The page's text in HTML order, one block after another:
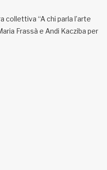
collettiva “A chi parla l’arte
Frassà e Andi Kacziba per